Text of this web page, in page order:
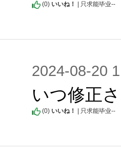
(0) いいね！ | 只求能毕业--
2024-08-20
いつ修正
(0) いいね！ | 只求能毕业--